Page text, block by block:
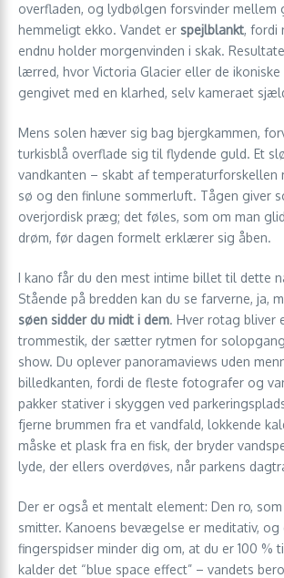
overfladen, og lydbølgen forsvinder mellem
hemmeligt ekko. Vandet er spejlblankt, fordi
endnu holder morgenvinden i skak.
lærred, hvor Victoria Glacier eller de ikoniske
gengivet med en klarhed, selv kameraet
Mens solen hæver sig bag bjergkammen,
turkisblå overflade sig til flydende guld. Et
vandkanten – skabt af temperaturforskellen
sø og den finlune sommerluft. Tågen giver
overjordisk præg; det føles, som om man
drøm, før dagen formelt erklærer sig åben.
I kano får du den mest intime billet til dette
Stående på bredden kan du se farverne, ja,
søen sidder du midt i dem. Hver rotag bliver
trommestik, der sætter rytmen for
show. Du oplever panoramaviews uden
billedkanten, fordi de fleste fotografer og
pakker stativer i skyggen ved
fjerne brummen fra et vandfald, lokkende
måske et plask fra en fisk, der bryder
lyde, der ellers overdøves, når parkens
Der er også et mentalt element: Den ro,
smitter. Kanoens bevægelse er meditativ, og
fingerspidser minder dig om, at du er 100 %
kalder det “blue space effect” – vandets